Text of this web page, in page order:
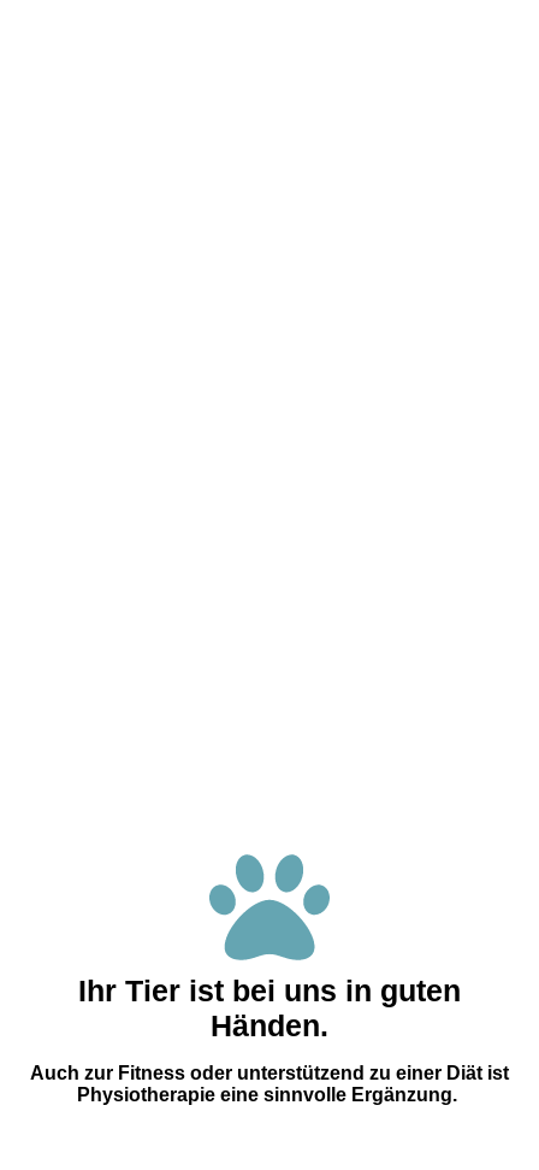
Ihr Tier ist bei uns in guten
Händen.
Auch zur Fitness oder unterstützend zu einer Diät ist
Physiotherapie eine sinnvolle Ergänzung.